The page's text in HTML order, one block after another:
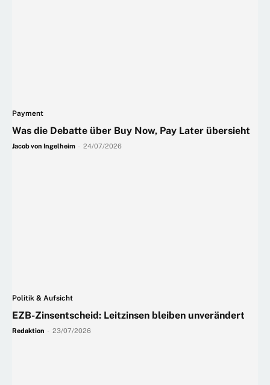
Payment
Was die Debatte über Buy Now, Pay Later übersieht
Jacob von Ingelheim 24/07/2026
Politik & Aufsicht
EZB-Zinsentscheid: Leitzinsen bleiben unverändert
Redaktion 23/07/2026